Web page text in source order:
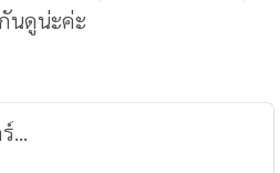
นดูน่ะค่ะ
...